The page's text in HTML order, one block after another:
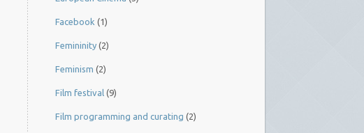
Facebook (1)
Femininity (2)
Feminism (2)
Film festival (9)
Film programming and curating (2)